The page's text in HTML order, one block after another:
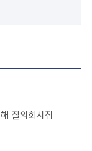
질의회시집